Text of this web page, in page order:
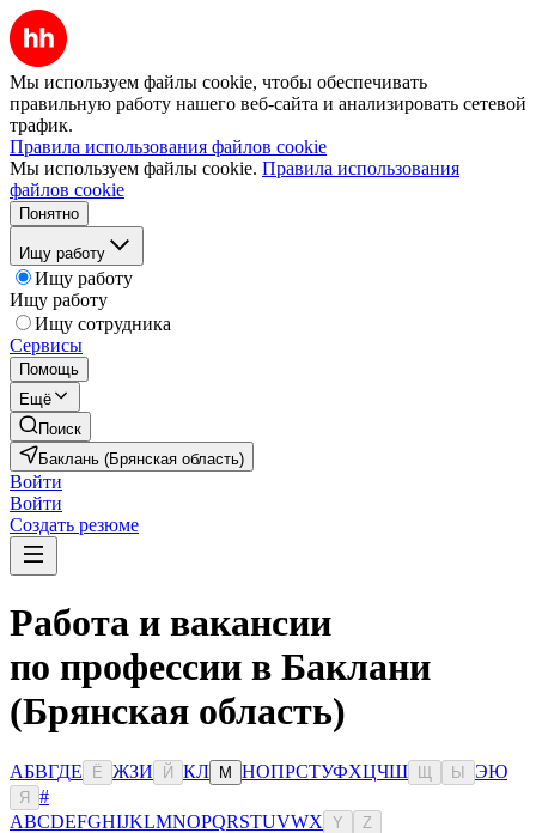
Мы используем файлы cookie, чтобы обеспечивать
правильную работу нашего веб-сайта и анализировать сетевой
трафик.
Правила использования файлов cookie
Мы используем файлы cookie. Правила использования
файлов cookie
Понятно
Ищу работу
Ищу работу
Ищу работу
Ищу сотрудника
Сервисы
Помощь
Ещё
Поиск
Баклань (Брянская область)
Войти
Войти
Создать резюме
Работа и вакансии
по профессии в Баклани
(Брянская область)
АБВГДЕ Ё ЖЗИ Й КЛ М НОПРСТУФХЦЧШ Ы ЭЮ
Я
#
ABCDEFGHIJKLMNOPQRSTUVWX Y Z